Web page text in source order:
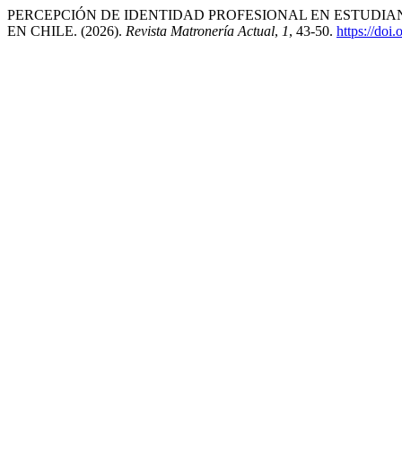
PERCEPCIÓN DE IDENTIDAD PROFESIONAL EN
EN CHILE. (2026). Revista Matronería Actual, 1, 43-50. https://